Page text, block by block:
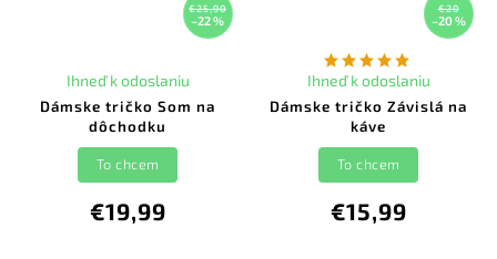
€25,90
–22 %
Dámske tričko Som na
dôchodku
Ihneď k odoslaniu
€19,99
To chcem
€20
–20 %
Dámske tričko Závislá na
káve
Ihneď k odoslaniu
€15,99
To chcem